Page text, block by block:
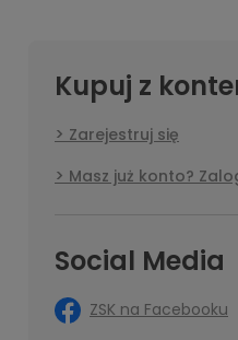
Kupuj z
Zarejestruj się
Masz już konto?
Social Media
ZSK na Facebooku